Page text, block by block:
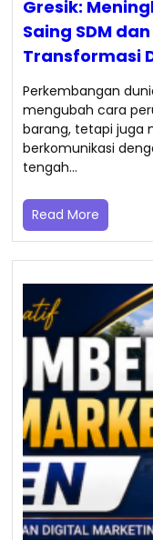
Gresik:
Saing SDM
Transformasi
Perkembangan
mengubah cara
barang, tetapi juga
berkomunikasi
tengah…
Read More